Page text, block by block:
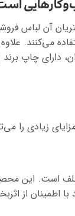
آن لباس
می‌کنند.
دارای چاپ
زیادی را
است. این
از